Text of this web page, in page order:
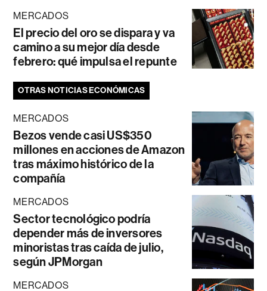
MERCADOS
El precio del oro se dispara y va
camino a su mejor día desde
febrero: qué impulsa el repunte
OTRAS NOTICIAS ECONÓMICAS
MERCADOS
Bezos vende casi US$350
millones en acciones de Amazon
tras máximo histórico de la
compañía
MERCADOS
Sector tecnológico podría
depender más de inversores
minoristas tras caída de julio,
según JPMorgan
MERCADOS